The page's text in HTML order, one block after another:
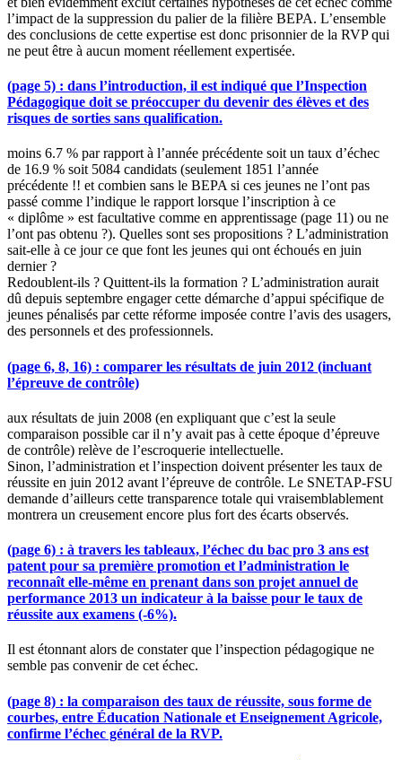
l’impact de la suppression du palier de la filière BEPA. L’ensemble
des conclusions de cette expertise est donc prisonnier de la RVP qui
ne peut être à aucun moment réellement expertisée.
(page 5) : dans l’introduction, il est indiqué que l’Inspection
Pédagogique doit se préoccuper du devenir des élèves et des
risques de sorties sans qualification.
moins 6.7 % par rapport à l’année précédente soit un taux d’échec
de 16.9 % soit 5084 candidats (seulement 1851 l’année
précédente !! et combien sans le BEPA si ces jeunes ne l’ont pas
passé comme l’indique le rapport lorsque l’inscription à ce
« diplôme » est facultative comme en apprentissage (page 11) ou ne
l’ont pas obtenu ?). Quelles sont ses propositions ? L’administration
sait-elle à ce jour ce que font les jeunes qui ont échoués en juin
dernier ?
Redoublent-ils ? Quittent-ils la formation ? L’administration aurait
dû depuis septembre engager cette démarche d’appui spécifique de
jeunes pénalisés par cette réforme imposée contre l’avis des usagers,
des personnels et des professionnels.
(page 6, 8, 16) : comparer les résultats de juin 2012 (incluant
l’épreuve de contrôle)
aux résultats de juin 2008 (en expliquant que c’est la seule
comparaison possible car il n’y avait pas à cette époque d’épreuve
de contrôle) relève de l’escroquerie intellectuelle.
Sinon, l’administration et l’inspection doivent présenter les taux de
réussite en juin 2012 avant l’épreuve de contrôle. Le SNETAP-FSU
demande d’ailleurs cette transparence totale qui vraisemblablement
montrera un creusement encore plus fort des écarts observés.
(page 6) : à travers les tableaux, l’échec du bac pro 3 ans est
patent pour sa première promotion et l’administration le
reconnaît elle-même en prenant dans son projet annuel de
performance 2013 un indicateur à la baisse pour le taux de
réussite aux examens (-6%).
Il est étonnant alors de constater que l’inspection pédagogique ne
semble pas convenir de cet échec.
(page 8) : la comparaison des taux de réussite, sous forme de
courbes, entre Éducation Nationale et Enseignement Agricole,
confirme l’échec général de la RVP.